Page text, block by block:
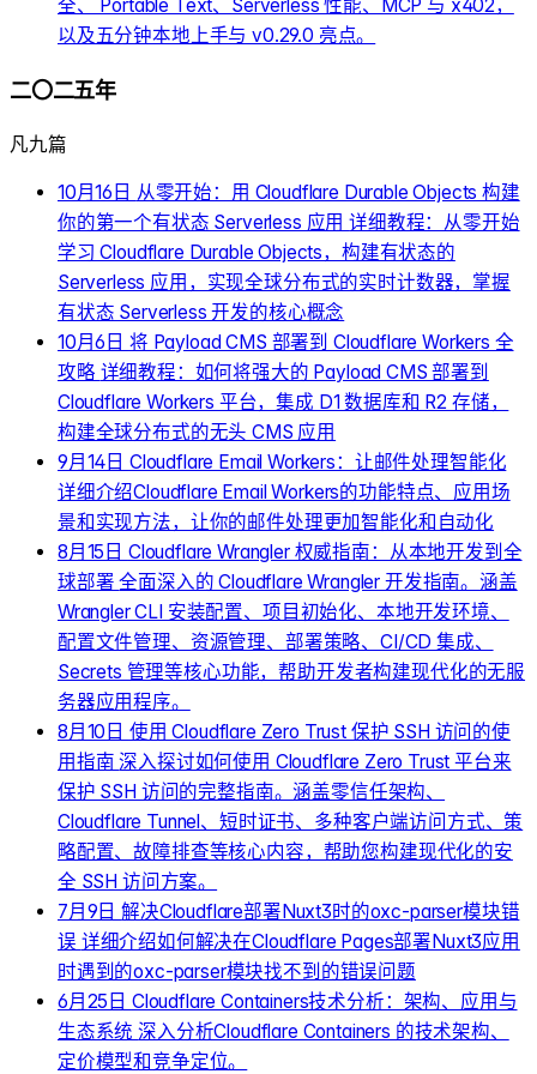
全、 Portable Text、Serverless 性能、MCP 与 x402，
以及五分钟本地上手与 v0.29.0 亮点。
二〇二五年
凡九篇
10月16日 从零开始：用 Cloudflare Durable Objects 构建
你的第一个有状态 Serverless 应用详细教程：从零开始
学习 Cloudflare Durable Objects，构建有状态的
Serverless 应用，实现全球分布式的实时计数器，掌握
有状态 Serverless 开发的核心概念
10月6日 将 Payload CMS 部署到 Cloudflare Workers 全
攻略 详细教程：如何将强大的 Payload CMS 部署到
Cloudflare Workers 平台，集成 D1 数据库和 R2 存储，
构建全球分布式的无头 CMS 应用
9月14日 Cloudflare Email Workers：让邮件处理智能化
详细介绍Cloudflare Email Workers的功能特点、应用场
景和实现方法，让你的邮件处理更加智能化和自动化
8月15日 Cloudflare Wrangler 权威指南：从本地开发到全
球部署全面深入的 Cloudflare Wrangler 开发指南。涵盖
Wrangler CLI 安装配置、项目初始化、本地开发环境、
配置文件管理、资源管理、部署策略、CI/CD 集成、
Secrets 管理等核心功能，帮助开发者构建现代化的无服
务器应用程序。
8月10日 使用 Cloudflare Zero Trust 保护 SSH 访问的使
用指南深入探讨如何使用 Cloudflare Zero Trust 平台来
保护 SSH 访问的完整指南。涵盖零信任架构、
Cloudflare Tunnel、短时证书、多种客户端访问方式、策
略配置、故障排查等核心内容，帮助您构建现代化的安
全 SSH 访问方案。
7月9日解决Cloudflare部署Nuxt3时的oxc-parser模块错
误 详细介绍如何解决在Cloudflare Pages部署Nuxt3应用
时遇到的oxc-parser模块找不到的错误问题
6月25日 Cloudflare Containers技术分析：架构、应用与
生态系统深入分析Cloudflare Containers 的技术架构、
定价模型和竞争定位。